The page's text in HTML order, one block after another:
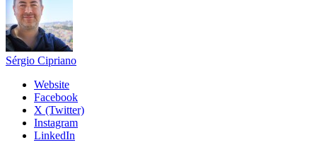
Sérgio Cipriano
Website
Facebook
X (Twitter)
Instagram
LinkedIn